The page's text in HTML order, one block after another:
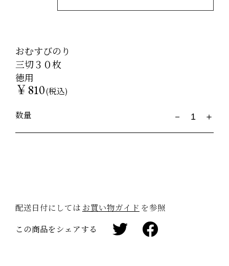
おむすびのり
三切３０枚
徳用
￥810(税込)
数量
配送日付にしては お買い物ガイド を参照
この商品をシェアする